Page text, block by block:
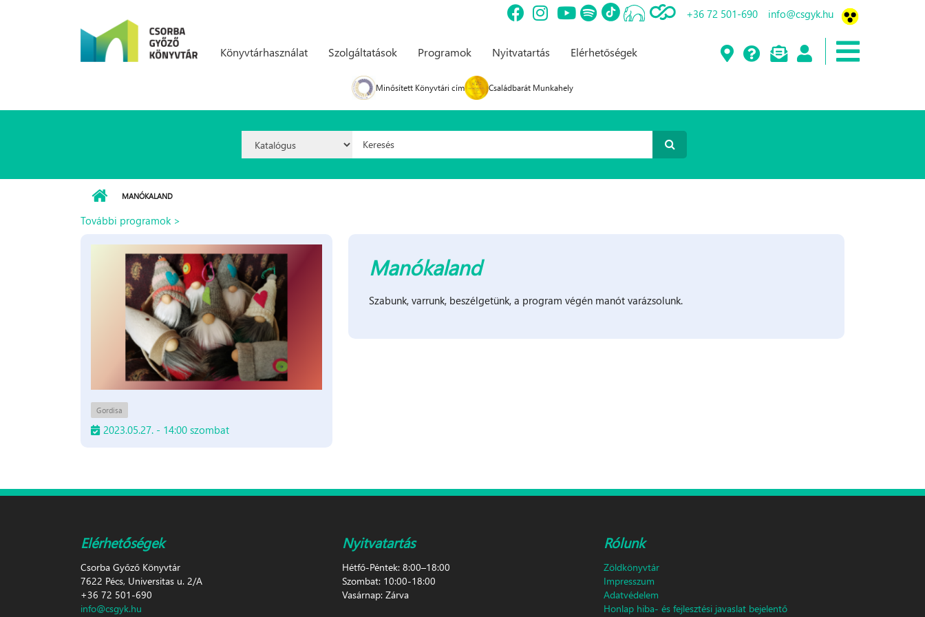
+36 72 501-690 info@csgyk.hu
Könyvtárhasználat Szolgáltatások Programok Nyitvatartás Elérhetőségek
Minősített Könyvtári cím Családbarát Munkahely
Option:
Keresés űrlap
MANÓKALAND
További programok >
Gordisa
2023.05.27. - 14:00 szombat
Manókaland
Szabunk, varrunk, beszélgetünk, a program végén manót varázsolunk.
Elérhetőségek
Csorba Győző Könyvtár
7622 Pécs, Universitas u. 2/A
+36 72 501-690
info@csgyk.hu
Nyitvatartás
Hétfő-Péntek: 8:00–18:00
Szombat: 10:00-18:00
Vasárnap: Zárva
Rólunk
Zöldkönyvtár
Impresszum
Adatvédelem
Honlap hiba- és fejlesztési javaslat bejelentő